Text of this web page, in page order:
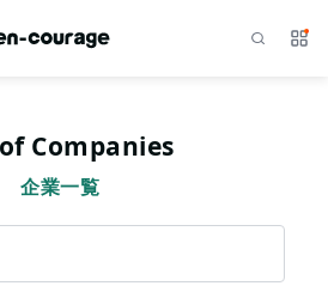
サ
Companies
企業一覧